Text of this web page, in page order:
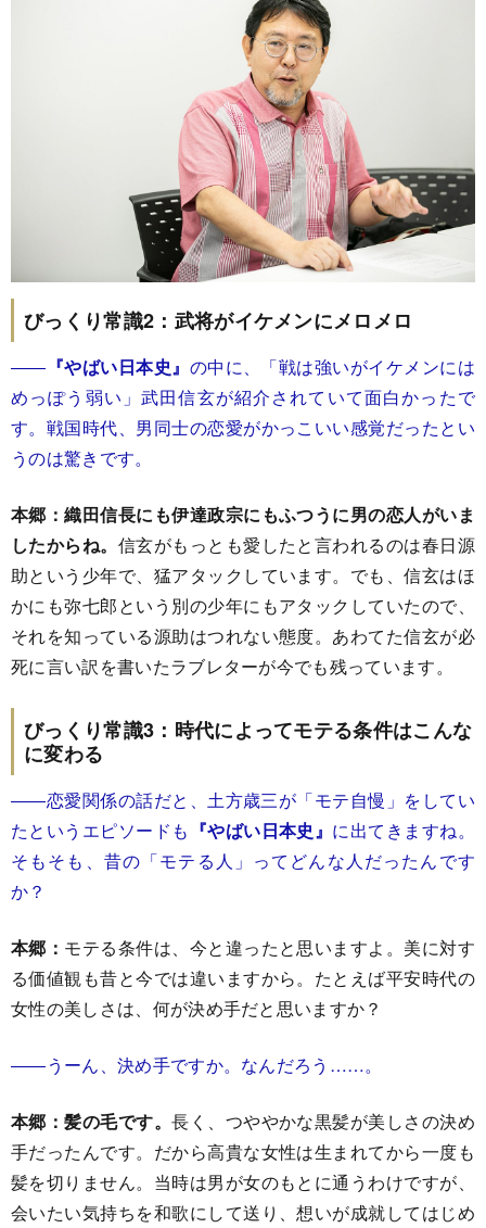
びっくり常識2：武将がイケメンにメロメロ
―― 『やばい日本史』 の中に、「戦は強いがイケメンには
めっぽう弱い」武田信玄が紹介されていて面白かったで
す。戦国時代、男同士の恋愛がかっこいい感覚だったとい
うのは驚きです。
本郷：織田信長にも伊達政宗にもふつうに男の恋人がいま
したからね。 信玄がもっとも愛したと言われるのは春日源
助という少年で、猛アタックしています。でも、信玄はほ
かにも弥七郎という別の少年にもアタックしていたので、
それを知っている源助はつれない態度。あわてた信玄が必
死に言い訳を書いたラブレターが今でも残っています。
びっくり常識3：時代によってモテる条件はこんな
に変わる
――恋愛関係の話だと、土方歳三が「モテ自慢」をしてい
たというエピソードも 『やばい日本史』 に出てきますね。
そもそも、昔の「モテる人」ってどんな人だったんです
か？
本郷： モテる条件は、今と違ったと思いますよ。美に対す
る価値観も昔と今では違いますから。たとえば平安時代の
女性の美しさは、何が決め手だと思いますか？
――うーん、決め手ですか。なんだろう……。
本郷：髪の毛です。長く、つややかな黒髪が美しさの決め
手だったんです。だから高貴な女性は生まれてから一度も
髪を切りません。当時は男が女のもとに通うわけですが、
会いたい気持ちを和歌にして送り、想いが成就してはじめ